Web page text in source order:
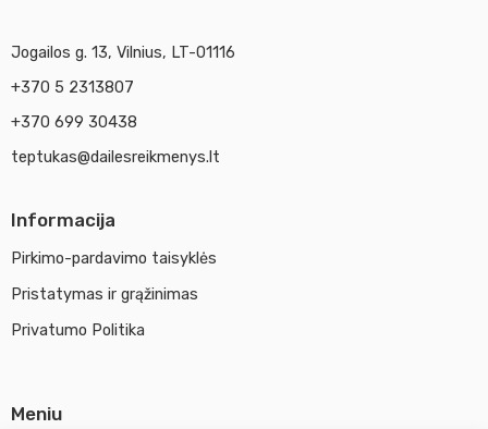
Jogailos g. 13, Vilnius, LT-01116
+370 5 2313807
+370 699 30438
teptukas@dailesreikmenys.lt
Informacija
Pirkimo-pardavimo taisyklės
Pristatymas ir grąžinimas
Privatumo Politika
Meniu